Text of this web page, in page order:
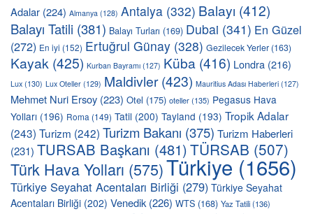
Adalar (224) Almanya (128) Antalya (332) Balayı (412)
Balayı Tatili (381) Balayı Turları (169) Dubai (341) En Güzel
(272) En iyi (152) Ertuğrul Günay (328) Gezilecek Yerler (163)
Kayak (425) Kurban Bayramı (127) Küba (416) Londra (216)
Lux (130) Lux Oteller (129) Maldivler(423) Mauritius Adası Haberleri (127)
Mehmet Nuri Ersoy (223) Otel (175) oteller(135) Pegasus Hava
Yolları (196) Roma (149) Tatil (200) Tayland (193) Tropik Adalar
(243) Turizm (242) Turizm Bakanı (375) Turizm Haberleri
(231) TURSAB Başkanı (481)TÜRSAB (507)
Türk Hava Yolları (575)Türkiye (1656)
Türkiye Seyahat Acentaları Birliği (279) Türkiye Seyahat
Acentaları Birliği (202) Venedik (226) WTS (168) Yaz Tatili(136)